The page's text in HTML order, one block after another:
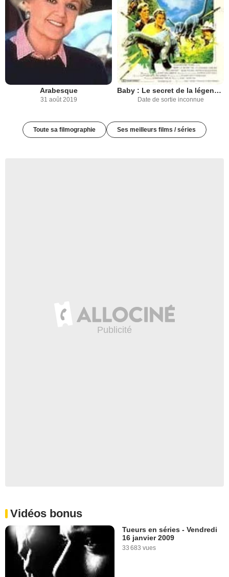
Arabesque
31 août 2019
Baby : Le secret de la légende oubliée
Date de sortie inconnue
Toute sa filmographie Ses meilleurs films / séries
Vidéos bonus
Tueurs en séries - Vendredi
16 janvier 2009
33 683 vues